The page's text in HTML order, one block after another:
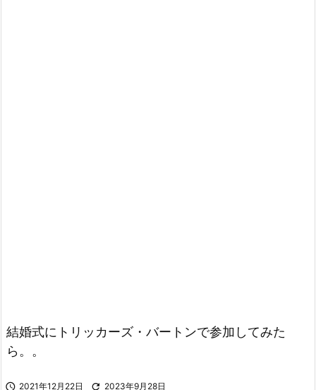
結婚式にトリッカーズ・バートンで参加してみた
ら。。
 2021年12月22日  2023年9月28日